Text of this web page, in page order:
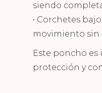
siendo
• Corchetes
movimiento sin
Este poncho es
protección y